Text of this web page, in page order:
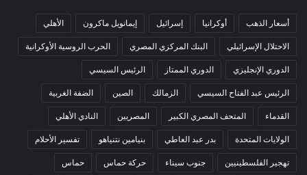
أسعار الذهب أوكرانيا إسرائيل إيمانويل ماكرون الأهلي
الاحتلال الإسرائيلي البنك المركزي المصري الحرب الروسية الأوكرانية
الدوري الإنجليزي الدوري الممتاز الرئيس السيسي
الرئيس عبد الفتاح السيسي الزمالك الصين الضفة الغربية
القدماء المتحف المصري الكبير المصريين النادي الأهلي
الولايات المتحدة بدر عبد العاطي بنيامين نتنياهو تفسير الأحلام
تهجير الفلسطينيين جنوب سيناء حركة حماس حماس